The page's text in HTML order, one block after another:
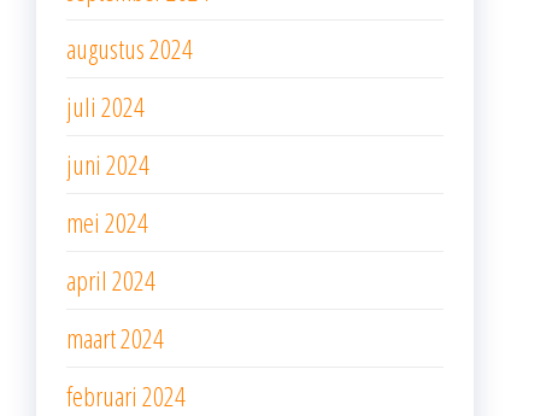
augustus 2024
juli 2024
juni 2024
mei 2024
april 2024
maart 2024
februari 2024